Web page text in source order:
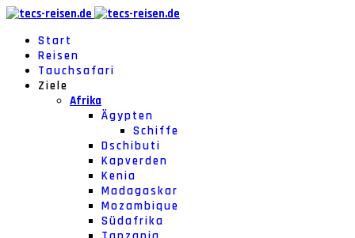
Start
Reisen
Tauchsafari
Ziele
Afrika
Ägypten
Schiffe
Dschibuti
Kapverden
Kenia
Madagaskar
Mozambique
Südafrika